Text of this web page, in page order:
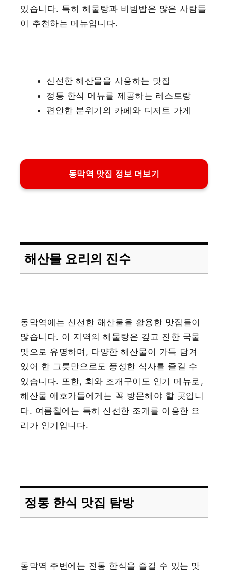
있습니다. 특히 해물탕과 비빔밥은 많은 사람들
이 추천하는 메뉴입니다.
신선한 해산물을 사용하는 맛집
정통 한식 메뉴를 제공하는 레스토랑
편안한 분위기의 카페와 디저트 가게
동막역 맛집 정보 더보기
해산물 요리의 진수
동막역에는 신선한 해산물을 활용한 맛집들이
많습니다. 이 지역의 해물탕은 깊고 진한 국물
맛으로 유명하며, 다양한 해산물이 가득 담겨
있어 한 그릇만으로도 풍성한 식사를 즐길 수
있습니다. 또한, 회와 조개구이도 인기 메뉴로,
해산물 애호가들에게는 꼭 방문해야 할 곳입니
다. 여름철에는 특히 신선한 조개를 이용한 요
리가 인기입니다.
정통 한식 맛집 탐방
동막역 주변에는 전통 한식을 즐길 수 있는 맛